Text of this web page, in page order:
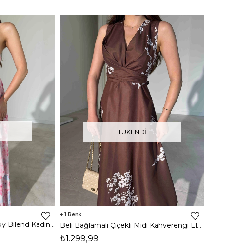
Kalın Askılı Desenli Maxi Boy Bılend Kadın Elbise 26Y448
TÜKENDI
1
Beli Bağlamalı Çiçekli Midi Kahverengi Elvin Kadın Elbise 26Y333
₺1.299,99